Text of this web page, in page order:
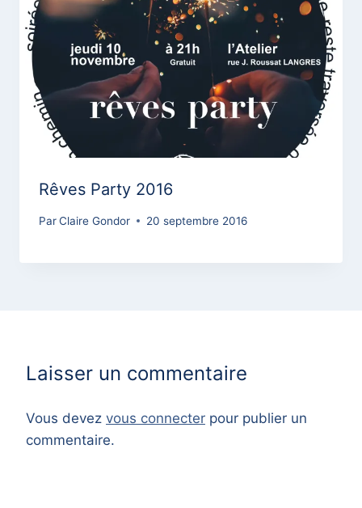
Rêves Party 2016
ParClaire Gondor 20 septembre 2016
Laisser un commentaire
Vous devez vous connecter pour publier un
commentaire.